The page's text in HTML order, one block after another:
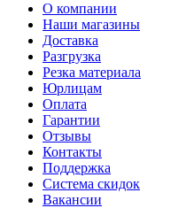
О компании
Наши магазины
Доставка
Разгрузка
Резка материала
Юрлицам
Оплата
Гарантии
Отзывы
Контакты
Поддержка
Система скидок
Вакансии